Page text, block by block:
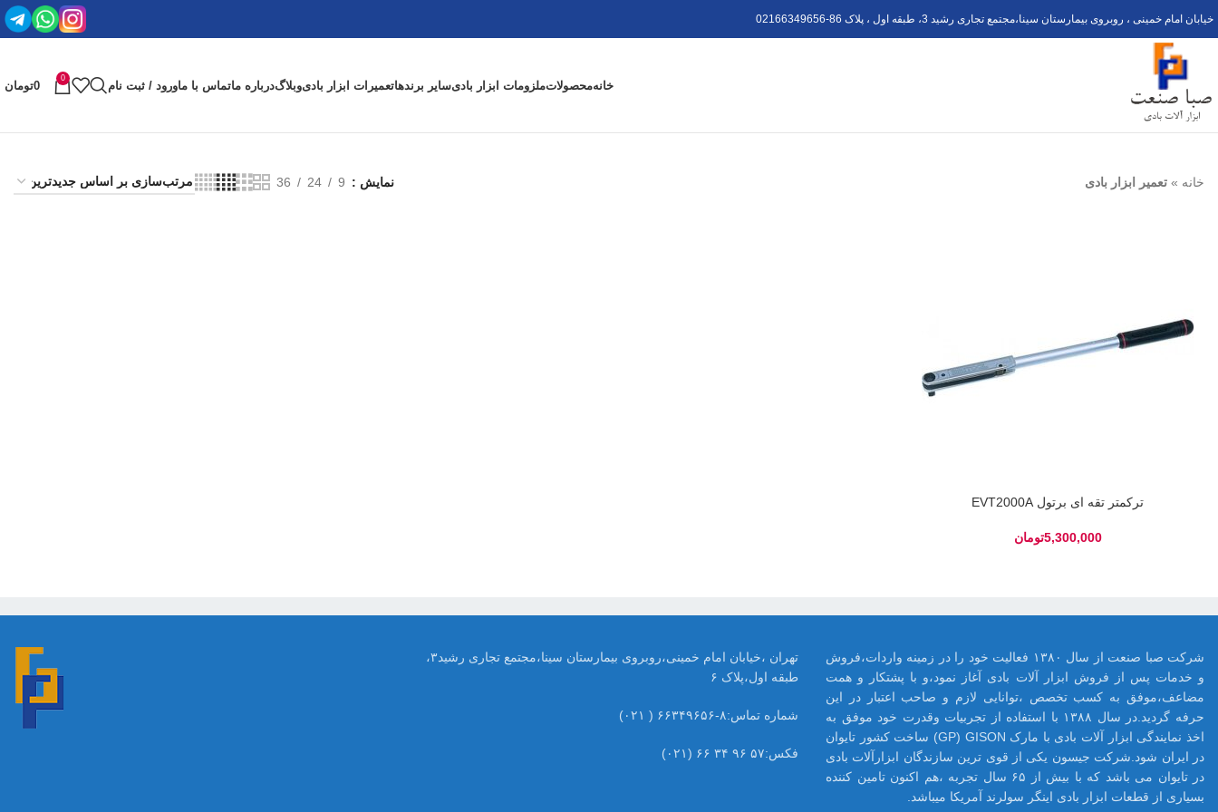
خیابان امام خمینی ، روبروی بیمارستان سینا،مجتمع تجاری رشید 3، طبقه اول ، پلاک 6 02166349656-8
خانهمحصولاتملزومات ابزار بادیسایر برندهاتعمیرات ابزار بادیوبلاگدرباره ماتماس با ماورود / ثبت نام
0
0تومان
خانه » تعمیر ابزار بادی نمایش 9
24
36
ترکمتر تقه ای برتول EVT2000A
تومان
تهران ،خیابان امام خمینی،روبروی بیمارستان سینا،مجتمع تجاری رشید۳،
طبقه اول،پلاک ۶
شماره تماس:۸-۶۶۳۴۹۶۵۶ ( ۰۲۱)
فکس:۵۷ ۹۶ ۳۴ ۶۶ (۰۲۱)
شرکت صبا صنعت از سال ۱۳۸۰ فعالیت خود را در زمینه واردات،فروش
و خدمات پس از فروش ابزار آلات بادی آغاز نمود،و با پشتکار و همت
مضاعف،موفق به کسب تخصص ،توانایی لازم و صاحب اعتبار در این
حرفه گردید.در سال ۱۳۸۸ با استفاده از تجربیات وقدرت خود موفق به
اخذ نمایندگی ابزار آلات بادی با مارک GP) GISON) ساخت کشور تایوان
در ایران شود.شرکت جیسون یکی از قوی ترین سازندگان ابزارآلات بادی
در تایوان می باشد که با بیش از ۶۵ سال تجربه ،هم اکنون تامین کننده
بسیاری از قطعات ابزار بادی اینگر سولرند آمریکا میباشد.